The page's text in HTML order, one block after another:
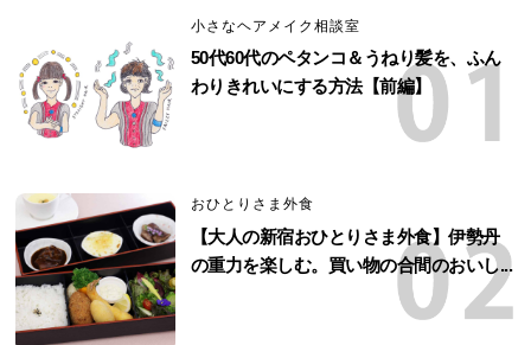
小さなヘアメイク相談室
50代60代のペタンコ＆うねり髪を、ふん
わりきれいにする方法【前編】
おひとりさま外食
【大人の新宿おひとりさま外食】伊勢丹
の重力を楽しむ。買い物の合間のおいし...